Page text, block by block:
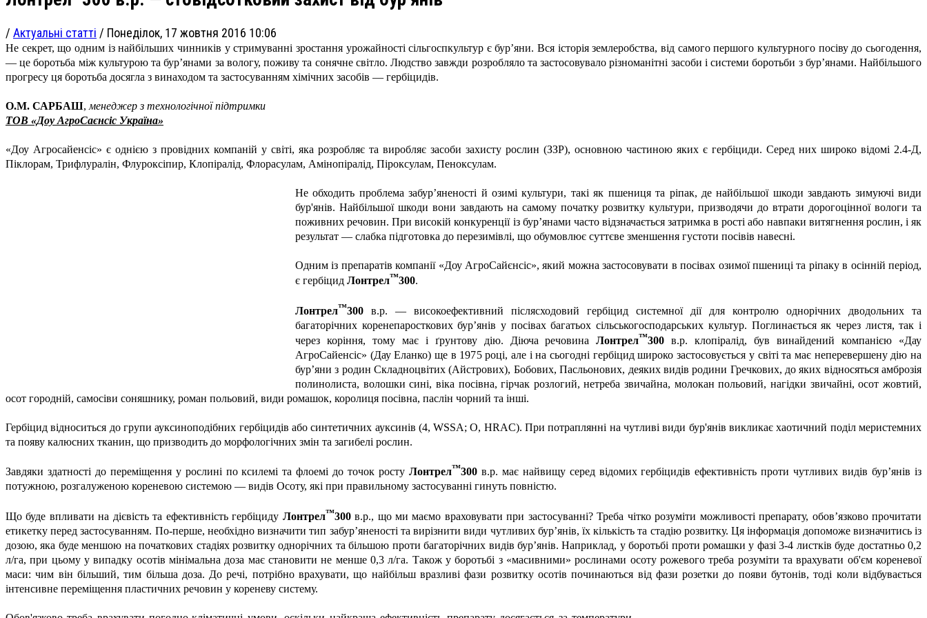
/ Актуальні статті / Понеділок, 17 жовтня 2016 10:06
Не секрет, що одним із найбільших чинників у стримуванні зростання урожайності сільгоспкультур є бур’яни. Вся історія землеробства, від самого першого культурного посіву до сьогодення,
— це боротьба між культурою та бур’янами за вологу, поживу та сонячне світло. Людство завжди розробляло та застосовувало різноманітні засоби і системи боротьби з бур’янами. Найбільшого
прогресу ця боротьба досягла з винаходом та застосуванням хімічних засобів — гербіцидів.
О.М. САРБАШ, менеджер з технологічної підтримки
ТОВ «Доу АгроСаєнсіс Україна»
«Доу Агросайенсіс» є однією з провідних компаній у світі, яка розробляє та виробляє засоби захисту рослин (ЗЗР), основною частиною яких є гербіциди. Серед них широко відомі 2.4-Д,
Піклорам, Трифлуралін, Флуроксіпир, Клопіралід, Флорасулам, Амінопіралід, Піроксулам, Пеноксулам.
Не обходить проблема забур’яненості й озимі культури, такі як пшениця та ріпак, де найбільшої шкоди завдають зимуючі види
бур'янів. Найбільшої шкоди вони завдають на самому початку розвитку культури, призводячи до втрати дорогоцінної вологи та
поживних речовин. При високій конкуренції із бур’янами часто відзначається затримка в рості або навпаки витягнення рослин, і як
результат — слабка підготовка до перезимівлі, що обумовлює суттєве зменшення густоти посівів навесні.
Одним із препаратів компанії «Доу АгроСайєнсіс», який можна застосовувати в посівах озимої пшениці та ріпаку в осінній період,
є гербіцид Лонтрел™300.
Лонтрел™300 в.р. — високоефективний післясходовий гербіцид системної дії для контролю однорічних дводольних та
багаторічних коренепаросткових бур’янів у посівах багатьох сільськогосподарських культур. Поглинається як через листя, так і
через коріння, тому має і ґрунтову дію. Діюча речовинаЛонтрел™300 в.р. клопіралід, був винайдений компанією «Дау
АгроСайенсіс» (Дау Еланко) ще в 1975 році, але і на сьогодні гербіцид широко застосовується у світі та має неперевершену дію на
бур’яни з родин Складноцвітих (Айстрових), Бобових, Пасльонових, деяких видів родини Гречкових, до яких відносяться амброзія
полинолиста, волошки сині, віка посівна, гірчак розлогий, нетреба звичайна, молокан польовий, нагідки звичайні, осот жовтий,
осот городній, самосіви соняшнику, роман польовий, види ромашок, королиця посівна, паслін чорний та інші.
Гербіцид відноситься до групи ауксиноподібних гербіцидів або синтетичних ауксинів (4, WSSA; O, HRAC). При потраплянні на чутливі види бур'янів викликає хаотичний поділ меристемних
та появу калюсних тканин, що призводить до морфологічних змін та загибелі рослин.
Завдяки здатності до переміщення у рослині по ксилемі та флоемі до точок росту Лонтрел™300в.р. має найвищу серед відомих гербіцидів ефективність проти чутливих видів бур’янів із
потужною, розгалуженою кореневою системою — видів Осоту, які при правильному застосуванні гинуть повністю.
Що буде впливати на дієвість та ефективність гербіциду Лонтрел™300в.р., що ми маємо враховувати при застосуванні? Треба чітко розуміти можливості препарату, обов’язково прочитати
етикетку перед застосуванням. По-перше, необхідно визначити тип забур’яненості та вирізнити види чутливих бур’янів, їх кількість та стадію розвитку. Ця інформація допоможе визначитись із
дозою, яка буде меншою на початкових стадіях розвитку однорічних та більшою проти багаторічних видів бур’янів. Наприклад, у боротьбі проти ромашки у фазі 3-4 листків буде достатньо 0,2
л/га, при цьому у випадку осотів мінімальна доза має становити не менше 0,3 л/га. Також у боротьбі з «масивними» рослинами осоту рожевого треба розуміти та врахувати об'єм кореневої
маси: чим він більший, тим більша доза. До речі, потрібно врахувати, що найбільш вразливі фази розвитку осотів починаються від фази розетки до появи бутонів, тоді коли відбувається
інтенсивне переміщення пластичних речовин у кореневу систему.